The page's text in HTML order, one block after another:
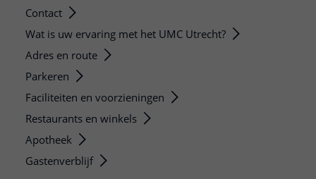
Contact
Wat is uw ervaring met het UMC Utrecht?
Adres en route
Parkeren
Faciliteiten en voorzieningen
Restaurants en winkels
Apotheek
Gastenverblijf